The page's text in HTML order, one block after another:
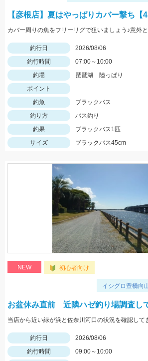
【彦根店】夏はやっぱりカバー撃ち【
釣行日
2026/08/06
釣行時間
07:00～10:00
釣場
琵琶湖 陸っぱり
ポイント
釣魚
ブラックバス
釣り方
バス釣り
釣果
ブラックバス1匹
サイズ
ブラックバス45cm
NEW 初心者向け
イシグロ豊橋向
お盆休み直前 近隣ハゼ釣り場調査し
釣行日
2026/08/06
釣行時間
09:00～10:00